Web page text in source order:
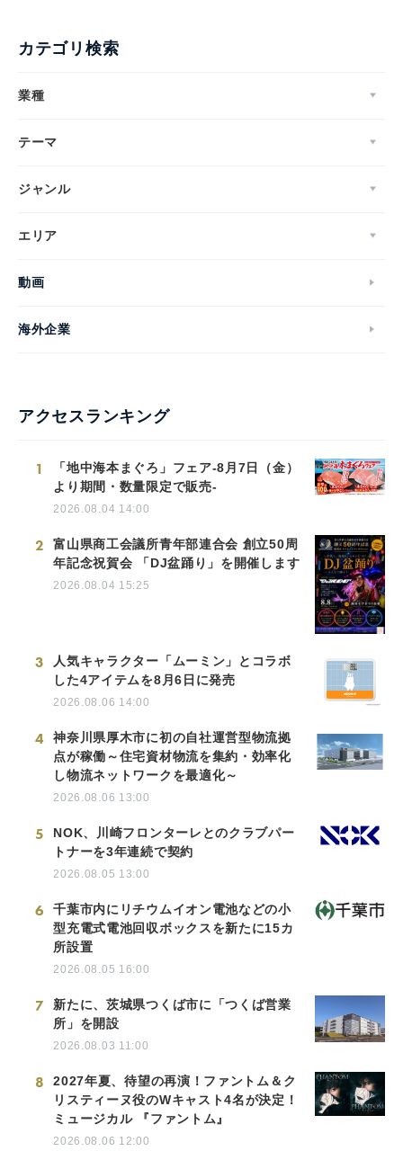
カテゴリ検索
業種
テーマ
ジャンル
エリア
動画
海外企業
アクセスランキング
1
「地中海本まぐろ」フェア-8月7日（金）
より期間・数量限定で販売-
2026.08.04 14:00
2
富山県商工会議所青年部連合会 創立50周
年記念祝賀会 「DJ盆踊り」を開催します
2026.08.04 15:25
3
人気キャラクター「ムーミン」とコラボ
した4アイテムを8月6日に発売
2026.08.06 14:00
4
神奈川県厚木市に初の自社運営型物流拠
点が稼働～住宅資材物流を集約・効率化
し物流ネットワークを最適化～
2026.08.06 13:00
5
NOK、川崎フロンターレとのクラブパー
トナーを3年連続で契約
2026.08.05 13:00
6
千葉市内にリチウムイオン電池などの小
型充電式電池回収ボックスを新たに15カ
所設置
2026.08.05 16:00
7
新たに、茨城県つくば市に「つくば営業
所」を開設
2026.08.03 11:00
8
2027年夏、待望の再演！ファントム＆ク
リスティーヌ役のWキャスト4名が決定！
ミュージカル 『ファントム』
2026.08.06 12:00